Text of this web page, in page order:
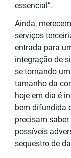
essencial”.
Ainda,
serviços
entrada para
integração de
se tornando
tamanho da
hoje em dia é
bem difundida
precisam
possíveis
sequestro de